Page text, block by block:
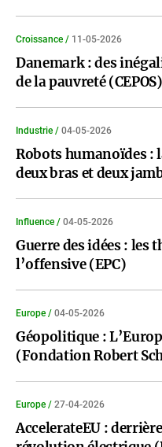
Croissance / 11-05-2026
Danemark : des
de la pauvreté (CEPOS)
Industrie / 04-05-2026
Robots humanoïdes :
deux bras et deux
Influence / 04-05-2026
Guerre des idées :
l’offensive (EPC)
Europe / 04-05-2026
Géopolitique :
(Fondation Robert
Europe / 27-04-2026
AccelerateEU :